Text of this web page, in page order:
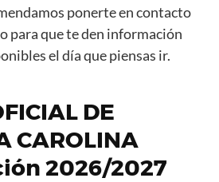
ponerte en contacto
para que te den información
el día que piensas ir.
DE
CAROLINA
2026/2027